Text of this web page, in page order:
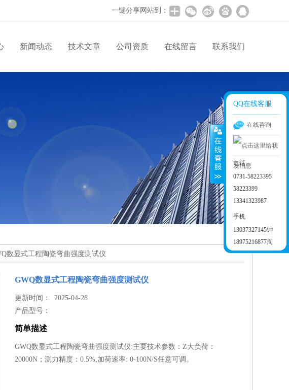
一键分享网站到：
新闻动态 技术文章 公司资质 在线留言 联系我们
数显式工程陶瓷弯曲强度测试仪
GWQ数显式工程陶瓷弯曲强度测试仪
更新时间： 2025-04-28
产品型号：
简单描述
GWQ数显式工程陶瓷弯曲强度测试仪:主要技术参数：Z大负荷：
20000N；测力精度：0.5%,加荷速率: 0-100N/S任意可调。
QQ在线客服
在线咨询
电话
0731-58223395
58223399
13341323987
手机
13037327145钟
18975216877周